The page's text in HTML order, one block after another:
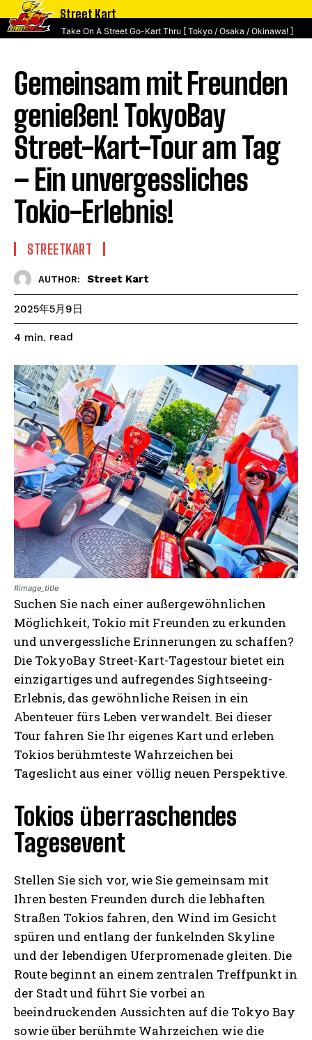
Street Kart
Take On A Street Go-Kart Thru [ Tokyo / Osaka / Okinawa! ]
Gemeinsam mit Freunden
genießen! TokyoBay
Street-Kart-Tour am Tag
– Ein unvergessliches
Tokio-Erlebnis!
STREETKART
AUTHOR: Street Kart
2025年5月9日
4 min. read
#image_title
Suchen Sie nach einer außergewöhnlichen
Möglichkeit, Tokio mit Freunden zu erkunden
und unvergessliche Erinnerungen zu schaffen?
Die TokyoBay Street-Kart-Tagestour bietet ein
einzigartiges und aufregendes Sightseeing-
Erlebnis, das gewöhnliche Reisen in ein
Abenteuer fürs Leben verwandelt. Bei dieser
Tour fahren Sie Ihr eigenes Kart und erleben
Tokios berühmteste Wahrzeichen bei
Tageslicht aus einer völlig neuen Perspektive.
Tokios überraschendes
Tagesevent
Stellen Sie sich vor, wie Sie gemeinsam mit
Ihren besten Freunden durch die lebhaften
Straßen Tokios fahren, den Wind im Gesicht
spüren und entlang der funkelnden Skyline
und der lebendigen Uferpromenade gleiten. Die
Route beginnt an einem zentralen Treffpunkt in
der Stadt und führt Sie vorbei an
beeindruckenden Aussichten auf die Tokyo Bay
sowie über berühmte Wahrzeichen wie die